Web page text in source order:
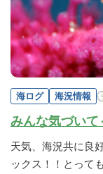
海ログ 海況情報
みんな気づいて
天気、海況共に良
ックス！！とって